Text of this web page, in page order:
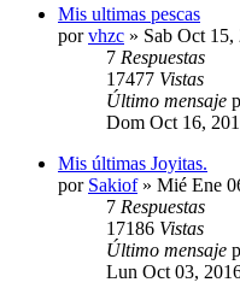
Mis ultimas pescas
porvhzc » Sab Oct
7 Respuestas
17477 Vistas
Último mensaje
Dom Oct 16,
Mis últimas Joyitas.
por Sakiof» Mié Ene
7 Respuestas
17186 Vistas
Último mensaje
Lun Oct 03,